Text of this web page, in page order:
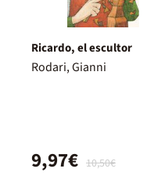
Ricardo, el escultor
Rodari, Gianni
10,50€
9,97€